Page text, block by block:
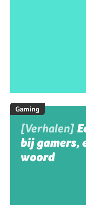
Gaming
[Verhalen]
bij gamers,
woord